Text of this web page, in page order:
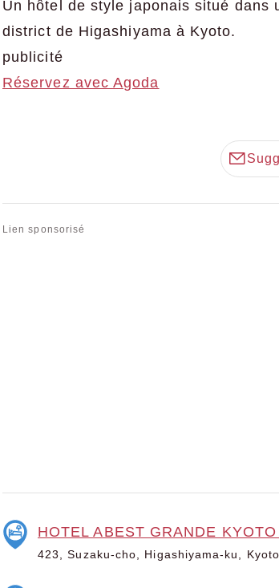
Un hôtel de style japonais situé dans
district de Higashiyama à Kyoto.
publicité
Réservez avec Agoda
Lien sponsorisé
HOTEL ABEST GRANDE
423, Suzaku-cho, Higashiyama-ku,